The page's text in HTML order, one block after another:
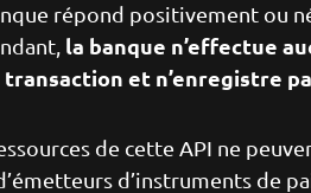
répond positivement ou
la banque n’effectue
transaction et n’enregistre
de cette API ne
d’instruments de